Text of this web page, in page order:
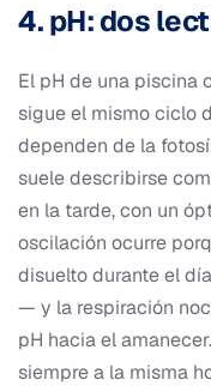
4. pH: dos
El pH de una piscina
sigue el mismo ciclo
dependen de la
suele describirse
en la tarde, con un
oscilación ocurre
disuelto durante el
— y la respiración
pH hacia el
siempre a la misma